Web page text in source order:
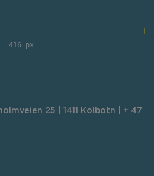
416 px
25 | 1411 Kolbotn | + 47